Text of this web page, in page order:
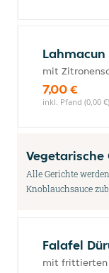
Lahmacun
mit
7,00 €
inkl. Pfand (0,00 €)
Vegetarische
Alle Gerichte
Knoblauchsauce
Falafel
mit frittierten